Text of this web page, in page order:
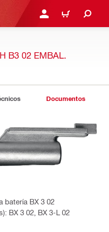
INICIE SESIÓN O
CARRITO
B3 02 EMBAL.
Documentos
batería BX 3 02
BX 3 02, BX 3-L 02